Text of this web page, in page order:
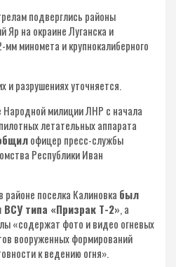
подверглись районы
Яр на окраине Луганска и
миномета и крупнокалиберного
разрушениях уточняется.
милиции ЛНР с начала
летательных аппарата
офицер пресс-службы
Республики Иван
районе поселка Калиновка был
типа «Призрак Т-2», а
«содержат фото и видео огневых
вооруженных формирований
к ведению огня».